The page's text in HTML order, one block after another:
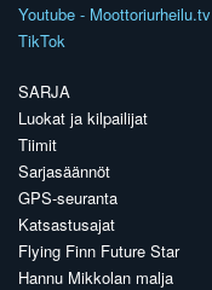
Youtube - Moottoriurheilu.tv
TikTok
SARJA
Luokat ja kilpailijat
Tiimit
Sarjasäännöt
GPS-seuranta
Katsastusajat
Flying Finn Future Star
Hannu Mikkolan malja